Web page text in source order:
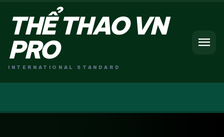
THỂ THAO VN
PRO
INTERNATIONAL STANDARD
menu